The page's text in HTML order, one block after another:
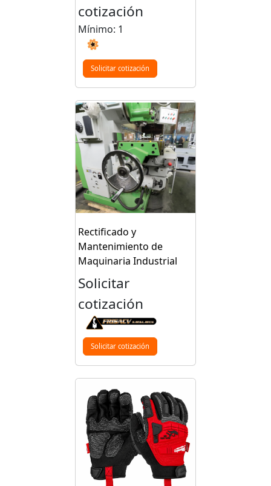
cotización
Mínimo: 1
Solicitar cotización
Rectificado y
Mantenimiento de
Maquinaria Industrial
Solicitar
cotización
Solicitar cotización